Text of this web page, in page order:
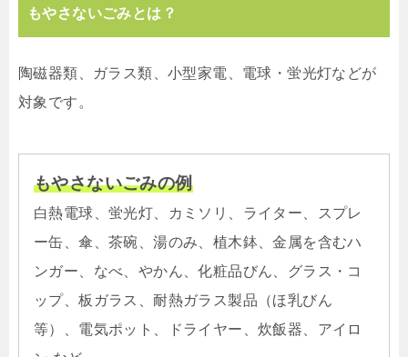
もやさないごみとは？
陶磁器類、ガラス類、小型家電、電球・蛍光灯などが
対象です。
もやさないごみの例
白熱電球、蛍光灯、カミソリ、ライター、スプレ
ー缶、傘、茶碗、湯のみ、植木鉢、金属を含むハ
ンガー、なべ、やかん、化粧品びん、グラス・コ
ップ、板ガラス、耐熱ガラス製品（ほ乳びん
等）、電気ポット、ドライヤー、炊飯器、アイロ